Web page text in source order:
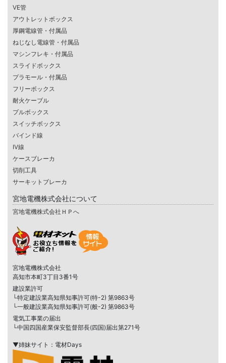
VE管
アウトレットボックス
厚鋼電線管・付属品
ねじなし電線管・付属品
マシンフレキ・付属品
スライドボックス
プラモール・付属品
フリーボックス
耐火ケーブル
プルボックス
スイッチボックス
バインド線
IV線
ケースブレーカ
切削工具
サーキットブレーカ
宮地電機株式会社について
宮地電機株式会社ＨＰへ
宮地電機株式会社
高知市本町3丁目3番1号
建設業許可
└特定建設業高知県知事許可(特-2) 第9863号
└一般建設業高知県知事許可(般-2) 第9863号
電気工事業の届出
└中国四国産業保安監督部長(四国)届出第271号
▼姉妹サイト：電材Days